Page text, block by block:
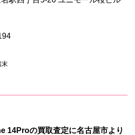
末
14Proの買取査定に名古屋市より